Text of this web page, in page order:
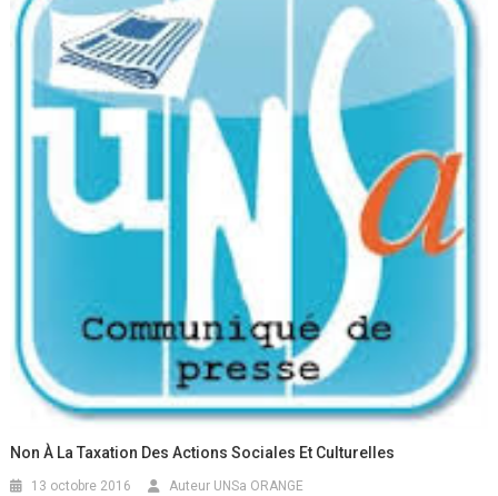
Non À La Taxation Des Actions Sociales Et Culturelles
13 octobre 2016 Auteur UNSa ORANGE